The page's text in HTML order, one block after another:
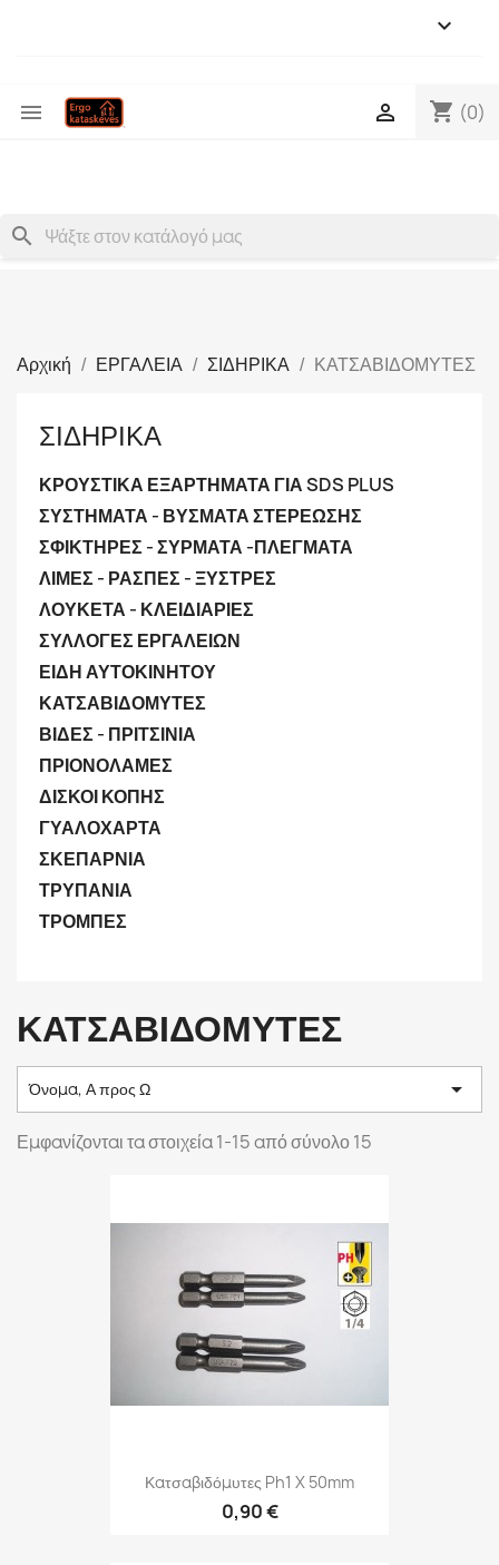

 shopping_cart (0)

search
Αρχική ΕΡΓΑΛΕΙΑ ΣΙΔΗΡΙΚΑ ΚΑΤΣΑΒΙΔΟΜΥΤΕΣ
ΣΙΔΗΡΙΚΑ
ΚΡΟΥΣΤΙΚΑ ΕΞΑΡΤΗΜΑΤΑ ΓΙΑ SDS PLUS
ΣΥΣΤΗΜΑΤΑ - ΒΥΣΜΑΤΑ ΣΤΕΡΕΩΣΗΣ
ΣΦΙΚΤΗΡΕΣ - ΣΥΡΜΑΤΑ -ΠΛΕΓΜΑΤΑ
ΛΙΜΕΣ - ΡΑΣΠΕΣ - ΞΥΣΤΡΕΣ
ΛΟΥΚΕΤΑ - ΚΛΕΙΔΙΑΡΙΕΣ
ΣΥΛΛΟΓΕΣ ΕΡΓΑΛΕΙΩΝ
ΕΙΔΗ ΑΥΤΟΚΙΝΗΤΟΥ
ΚΑΤΣΑΒΙΔΟΜΥΤΕΣ
ΒΙΔΕΣ - ΠΡΙΤΣΙΝΙΑ
ΠΡΙΟΝΟΛΑΜΕΣ
ΔΙΣΚΟΙ ΚΟΠΗΣ
ΓΥΑΛΟΧΑΡΤΑ
ΣΚΕΠΑΡΝΙΑ
ΤΡΥΠΑΝΙΑ
ΤΡΟΜΠΕΣ
ΚΑΤΣΑΒΙΔΟΜΥΤΕΣ
Όνομα, Α προς Ω 
Εμφανίζονται τα στοιχεία 1-15 από σύνολο 15
Κατσαβιδόμυτες Ph1 X 50mm
0,90 €